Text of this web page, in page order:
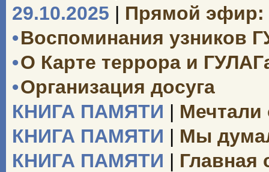
29.10.2025 | Прямой эфир:
•Воспоминания узников
•О Карте террора и
•Организация досуга
КНИГА ПАМЯТИ | Мечтали
КНИГА ПАМЯТИ | Мы
КНИГА ПАМЯТИ | Главная